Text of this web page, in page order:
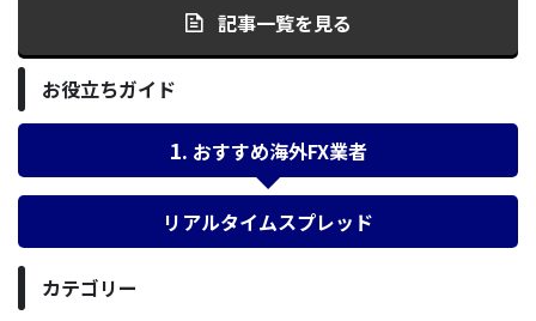
記事一覧を見る
お役立ちガイド
おすすめ海外FX業者
リアルタイムスプレッド
カテゴリー